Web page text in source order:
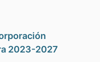
2023-2027